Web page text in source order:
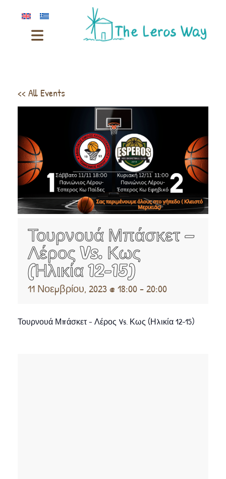
<< All Events
Τουρνουά Μπάσκετ –
Λέρος Vs. Κως
(Ηλικία 12-15)
11 Νοεμβρίου, 2023 @ 18:00-20:00
Τουρνουά Μπάσκετ – Λέρος Vs. Κως (Ηλικία 12-15)